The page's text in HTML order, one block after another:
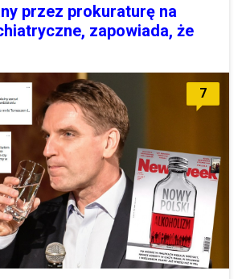
przez prokuraturę na
zapowiada, że
7